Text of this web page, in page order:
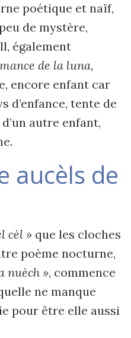
poétique et naïf,
de mystère,
également
de la luna,
encore enfant car
d’enfance, tente de
autre enfant,
aucèls de
cèl » que les cloches
poème nocturne,
nuèch », commence
ne manque
pour être elle aussi